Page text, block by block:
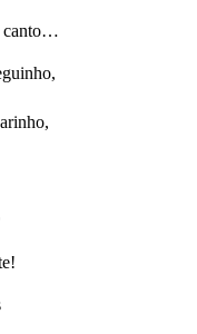
canto…